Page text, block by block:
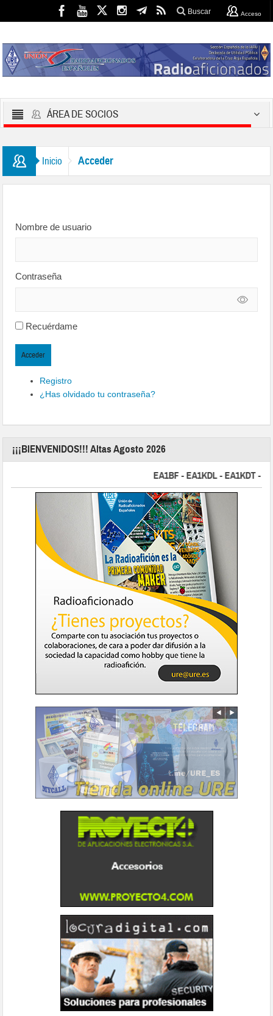
Buscar Acceso
ÁREA DE SOCIOS
Inicio Acceder
Nombre de usuario
Contraseña
Recuérdame
Acceder
Registro
¿Has olvidado tu contraseña?
¡¡¡BIENVENIDOS!!! Altas Agosto 2026
EA1BF - EA1KDL - EA1KDT -